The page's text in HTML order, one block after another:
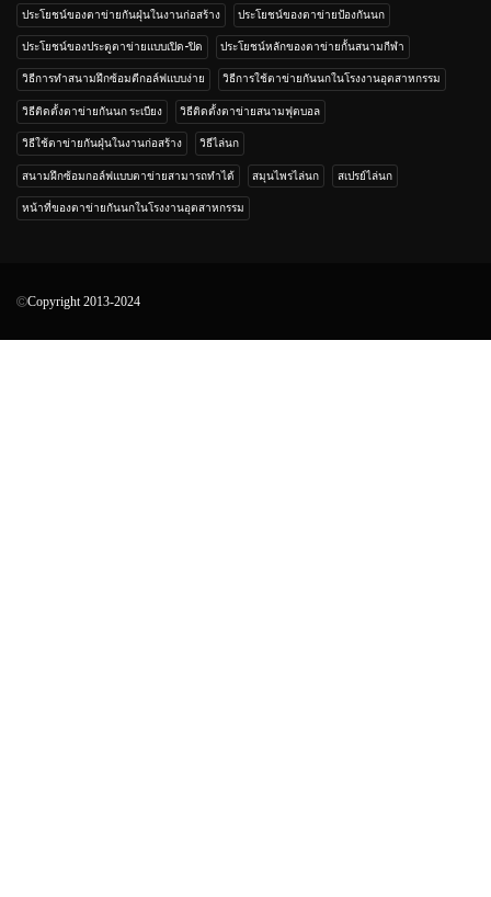
ประโยชน์ของตาข่ายกันฝุ่นในงานก่อสร้าง ประโยชน์ของตาข่ายป้องกันนก
ประโยชน์ของประตูตาข่ายแบบเปิด-ปิด ประโยชน์หลักของตาข่ายกั้นสนามกีฬา
วิธีการทำสนามฝึกซ้อมตีกอล์ฟแบบง่าย วิธีการใช้ตาข่ายกันนกในโรงงานอุตสาหกรรม
วิธีติดตั้งตาข่ายกันนก ระเบียง วิธีติดตั้งตาข่ายสนามฟุตบอล
วิธีใช้ตาข่ายกันฝุ่นในงานก่อสร้าง วิธีไล่นก
สนามฝึกซ้อมกอล์ฟแบบตาข่ายสามารถทำได้ สมุนไพรไล่นก สเปรย์ไล่นก
หน้าที่ของตาข่ายกันนกในโรงงานอุตสาหกรรม
Copyright 2013-2024